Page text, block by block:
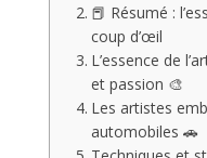
📕 Résumé :
coup d’œil
L’essence de
et passion 🎨
Les artistes
automobiles 🚗